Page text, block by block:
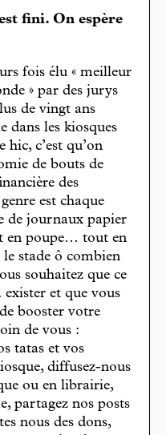
fini. On espère
fois élu « meilleur
» par des jurys
de vingt ans
dans les kiosques
hic, c’est qu’on
de bouts de
des
est chaque
de journaux papier
en poupe… tout en
le stade ô combien
souhaitez que ce
et que vous
booster votre
de vous :
tatas et vos
diffusez-nous
ou en librairie,
partagez nos posts
nous des dons,